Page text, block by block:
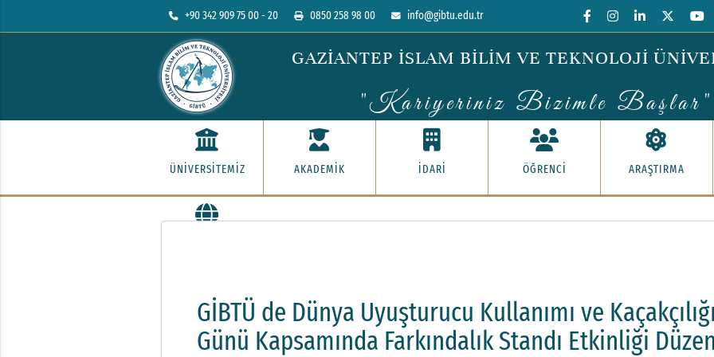
+90 342 909 75 00 - 20 0850 258 98 00 info@gibtu.edu.tr
GAZİANTEP İSLAM BİLİM VE TEKNOLOJİ
"Kariyeriniz Bizimle Başlar"
ÜNİVERSİTEMİZ AKADEMİK İDARİ ÖĞRENCİ ARAŞTIRMA
GİBTÜ de Dünya Uyuşturucu Kullanımı ve
Günü Kapsamında Farkındalık Standı Etkinliği